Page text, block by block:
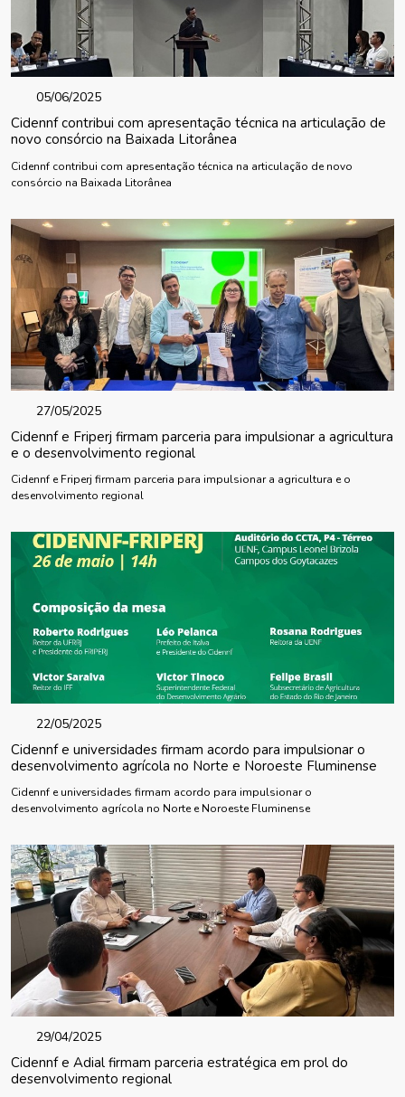
05/06/2025
Cidennf contribui com apresentação técnica na articulação de
novo consórcio na Baixada Litorânea
Cidennf contribui com apresentação técnica na articulação de novo
consórcio na Baixada Litorânea
27/05/2025
Cidennf e Friperj firmam parceria para impulsionar a agricultura
e o desenvolvimento regional
Cidennf e Friperj firmam parceria para impulsionar a agricultura e o
desenvolvimento regional
22/05/2025
Cidennf e universidades firmam acordo para impulsionar o
desenvolvimento agrícola no Norte e Noroeste Fluminense
Cidennf e universidades firmam acordo para impulsionar o
desenvolvimento agrícola no Norte e Noroeste Fluminense
29/04/2025
Cidennf e Adial firmam parceria estratégica em prol do
desenvolvimento regional